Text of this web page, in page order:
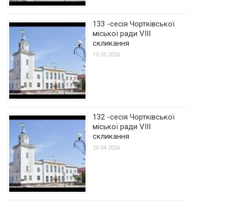
133 -сесія Чортківської
міської ради VIII
скликання
15.05.2026
132 -сесія Чортківської
міської ради VIII
скликання
20.04.2026